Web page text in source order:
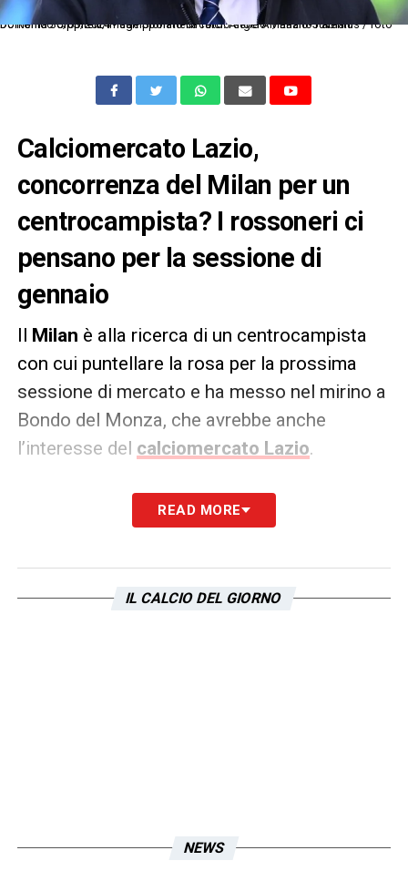
Dc Roma 30/03/2024 - campionato di calcio serie A / Lazio-Juventus / foto Domenico Cippitelli/Image Sport nella foto: Angelo Mariano Fabiani
Calciomercato Lazio,
concorrenza del Milan per un
centrocampista? I rossoneri ci
pensano per la sessione di
gennaio
Il Milan è alla ricerca di un centrocampista
con cui puntellare la rosa per la prossima
sessione di mercato e ha messo nel mirino a
Bondo del Monza, che avrebbe anche
l’interesse del calciomercato Lazio.
Il giocatore è un titolarissimo agli ordini
che difficilmente se ne vorrà privare
di un rinforzo in più sulla mediana. La notizia
READ MORE
IL CALCIO DEL GIORNO
NEWS